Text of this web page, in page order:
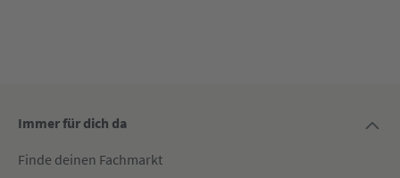
Immer für dich da
Finde deinen Fachmarkt